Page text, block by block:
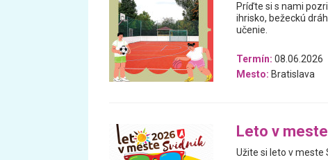
Príďte si s nami
ihrisko, bežeckú
učenie.
Termín: 08.06.2026
Mesto: Bratislava
Leto v
Užite si leto v meste